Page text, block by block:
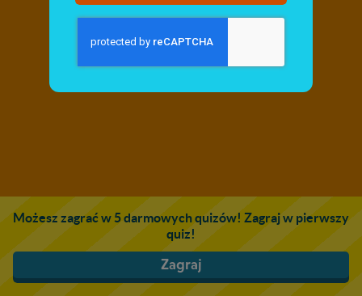
Możesz zagrać w 5 darmowych quizów! Zagraj w pierwszy
quiz!
Zagraj